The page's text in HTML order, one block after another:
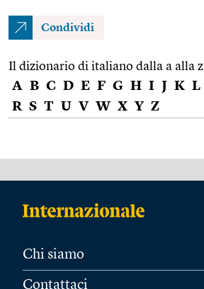
Condividi
Il dizionario di italiano dalla a alla z
A B C D E F G H I J K L
R S T U V W X Y Z
Chi siamo
Contattaci